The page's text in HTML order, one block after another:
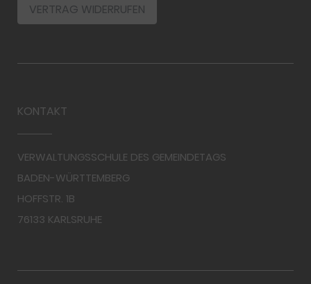
VERTRAG WIDERRUFEN
KONTAKT
VERWALTUNGSSCHULE DES GEMEINDETAGS
BADEN-WÜRTTEMBERG
HOFFSTR. 1B
76133 KARLSRUHE